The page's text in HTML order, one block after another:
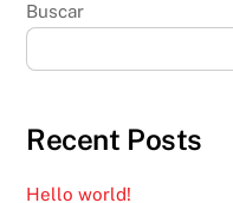
Buscar
Recent Posts
Hello world!